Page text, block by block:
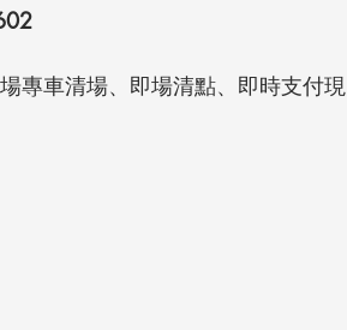
專車清場、即場清點、即時支付現